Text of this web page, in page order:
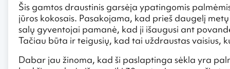
Šis gamtos draustinis garsėja ypatingomis
jūros kokosais. Pasakojama, kad prieš daugelį
salų gyventojai pamanė, kad ji išaugusi ant
Tačiau būta ir teigusių, kad tai uždraustas vaisius,
Dabar jau žinoma, kad ši paslaptinga sėkla yra